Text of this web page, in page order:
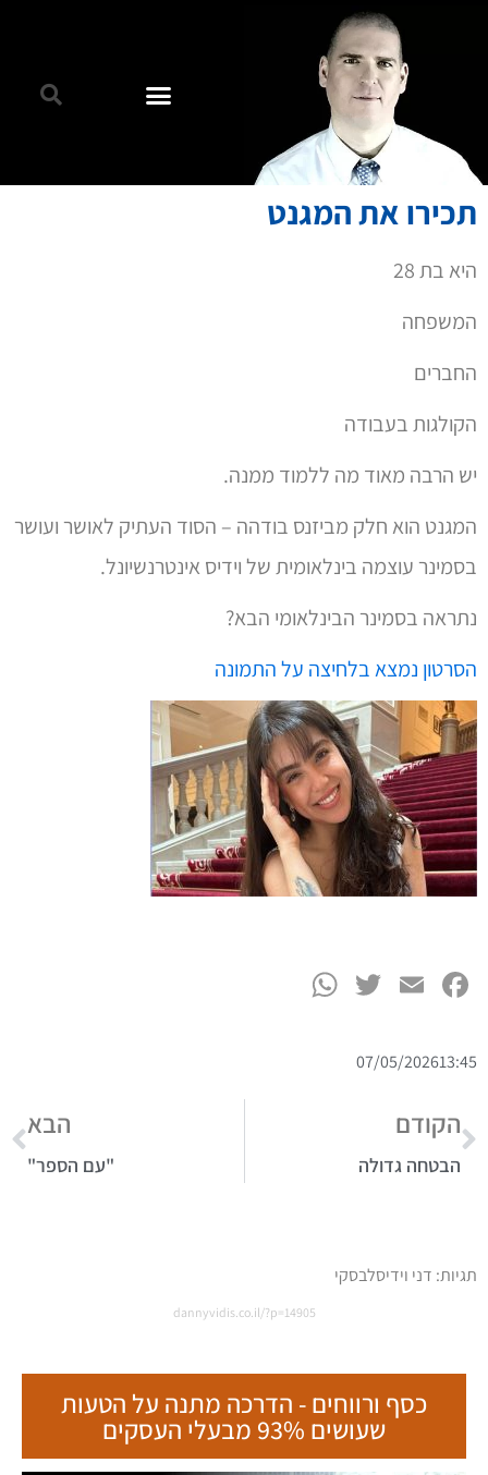
תכירו את המגנט
היא בת 28
המשפחה
החברים
הקולגות בעבודה
יש הרבה מאוד מה ללמוד ממנה.
המגנט הוא חלק מביזנס בודהה – הסוד העתיק לאושר ועושר
בסמינר עוצמה בינלאומית של וידיס אינטרנשיונל.
נתראה בסמינר הבינלאומי הבא?
הסרטון נמצא בלחיצה על התמונה
Facebook
Email
Twitter
13:45
07/05/2026
הקודם
הבטחה גדולה
הבא
"עם הספר"
תגיות: דני וידיסלבסקי
dannyvidis.co.il/?p=14905
כסף ורווחים - הדרכה מתנה על הטעות
שעושים 93% מבעלי העסקים